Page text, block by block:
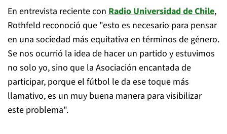
En entrevista reciente con Radio Universidad de Chile,
Rothfeld reconoció que "esto es necesario para pensar
en una sociedad más equitativa en términos de género.
Se nos ocurrió la idea de hacer un partido y estuvimos
no solo yo, sino que la Asociación encantada de
participar, porque el fútbol le da ese toque más
llamativo, es un muy buena manera para visibilizar
este problema".